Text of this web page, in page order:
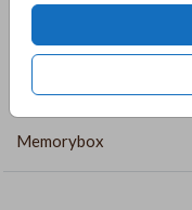
handgrepen aan beide
deksel. Bewerk de
Memorybox